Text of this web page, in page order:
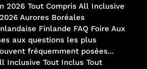
2026 Tout Compris All Inclusive
Aurores Boréales
Finlande FAQ Foire Aux
aux questions les plus
fréquemment posées...
Inclusive Tout Inclus Tout